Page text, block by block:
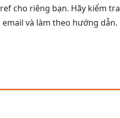
ref cho riêng bạn. Hãy kiểm tra
email và làm theo hướng dẫn.